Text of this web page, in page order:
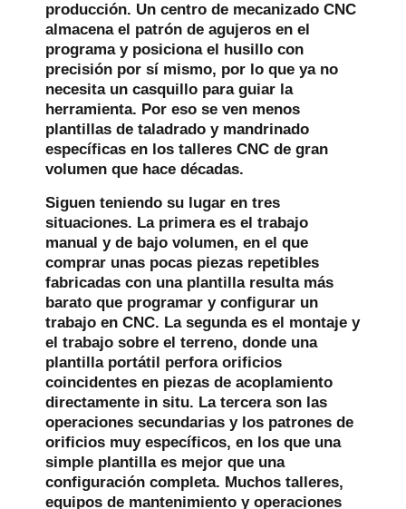
producción. Un centro de mecanizado CNC
almacena el patrón de agujeros en el
programa y posiciona el husillo con
precisión por sí mismo, por lo que ya no
necesita un casquillo para guiar la
herramienta. Por eso se ven menos
plantillas de taladrado y mandrinado
específicas en los talleres CNC de gran
volumen que hace décadas.
Siguen teniendo su lugar en tres
situaciones. La primera es el trabajo
manual y de bajo volumen, en el que
comprar unas pocas piezas repetibles
fabricadas con una plantilla resulta más
barato que programar y configurar un
trabajo en CNC. La segunda es el montaje y
el trabajo sobre el terreno, donde una
plantilla portátil perfora orificios
coincidentes en piezas de acoplamiento
directamente in situ. La tercera son las
operaciones secundarias y los patrones de
orificios muy específicos, en los que una
simple plantilla es mejor que una
configuración completa. Muchos talleres,
equipos de mantenimiento y operaciones